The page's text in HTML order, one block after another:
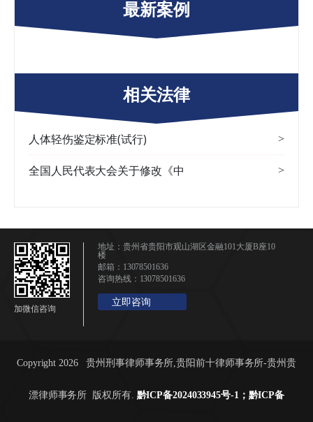
最新案例
相关法律
人体轻伤鉴定标准(试行) >
全国人民代表大会关于修改《中 >
加微信咨询
地址：贵州省贵阳市观山湖区金融101大厦B座10
楼
邮箱：13078501636
咨询热线：13078501636
立即咨询
Copyright 2026 贵州刑事律师事务所,贵阳前十律师事务所-贵州贵
漂律师事务所 版权所有. 黔ICP备2024033945号-1；黔ICP备